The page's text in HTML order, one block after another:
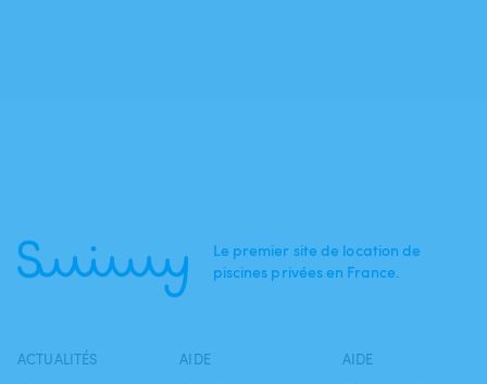
Le premier site de location de
piscines privées en France.
ACTUALITÉS AIDE AIDE